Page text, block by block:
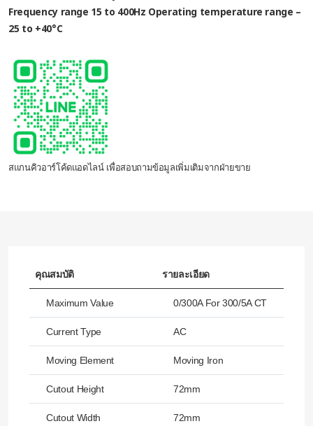
Frequency range 15 to 400Hz Operating temperature range –
25 to +40°C
สแกนคิวอาร์โค้ดแอดไลน์ เพื่อสอบถามข้อมูลเพิ่มเติมจากฝ่ายขาย
คุณสมบัติ รายละเอียด
Maximum Value 0/300A For 300/5A CT
Current Type AC
Moving Element Moving Iron
Cutout Height 72mm
Cutout Width 72mm